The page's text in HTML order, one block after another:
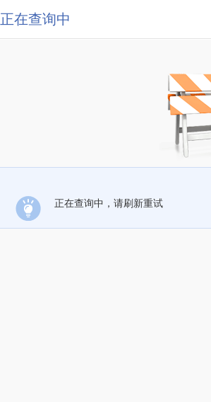
正在查询中
正在查询中，请刷新重试